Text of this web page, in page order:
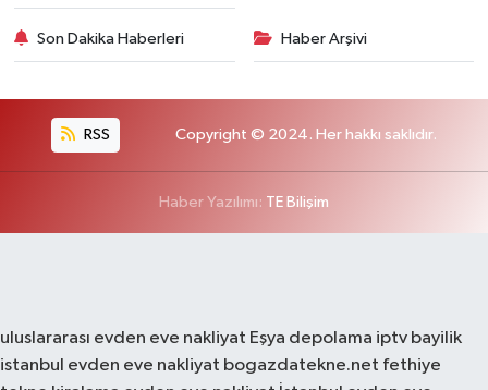
Son Dakika Haberleri Haber Arşivi
RSS Copyright © 2024. Her hakkı saklıdır.
Haber Yazılımı: TE Bilişim
uluslararası evden eve nakliyat Eşya depolama iptv bayilik
istanbul evden eve nakliyat bogazdatekne.net fethiye